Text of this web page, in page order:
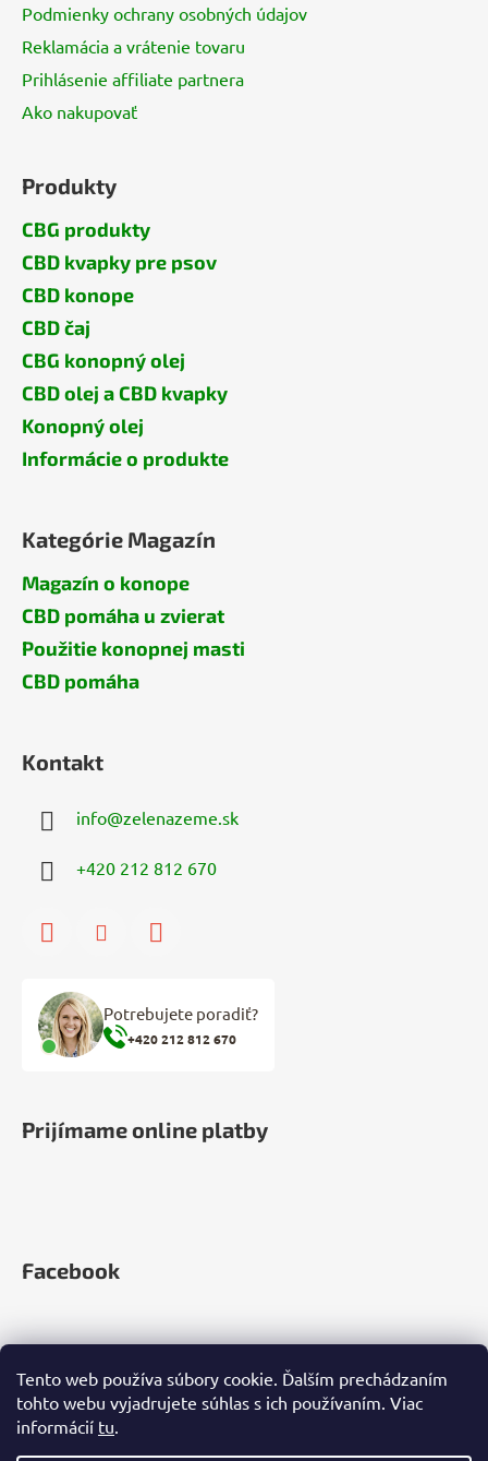
Tento web používa súbory cookie. Ďalším prechádzaním
tohto webu vyjadrujete súhlas s ich používaním. Viac
informácií tu.
Podmienky ochrany osobných údajov
Reklamácia a vrátenie tovaru
Prihlásenie affiliate partnera
Ako nakupovať
Produkty
CBG produkty
CBD kvapky pre psov
CBD konope
CBD čaj
CBG konopný olej
CBD olej a CBD kvapky
Konopný olej
Informácie o produkte
Kategórie Magazín
Magazín o konope
CBD pomáha u zvierat
Použitie konopnej masti
CBD pomáha
Kontakt
info@zelenazeme.sk
+420 212 812 670
Potrebujete poradiť?
+420 212 812 670
Prijímame online platby
Facebook